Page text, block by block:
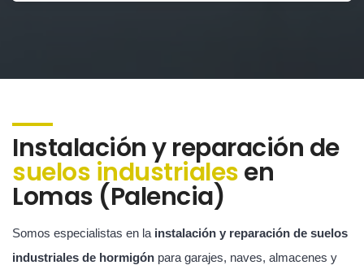
Instalación y reparación de
suelos industrialesen
Lomas (Palencia)
Somos especialistas en la instalación y reparación de suelos
industriales de hormigón para garajes, naves, almacenes y